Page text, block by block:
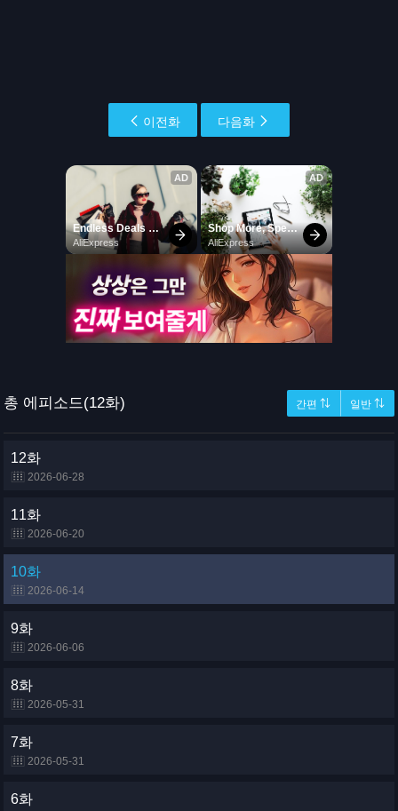
이전화 다음화
총 에피소드(12화) 간편 ⇅ 일반 ⇅
12화
2026-06-28
11화
2026-06-20
10화
2026-06-14
9화
2026-06-06
8화
2026-05-31
7화
2026-05-31
6화